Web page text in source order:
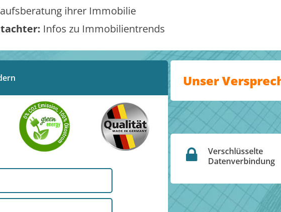
ihrer Immobilie
Infos zu Immobilientrends
Unser
Verschlüsselte
Datenverbindung